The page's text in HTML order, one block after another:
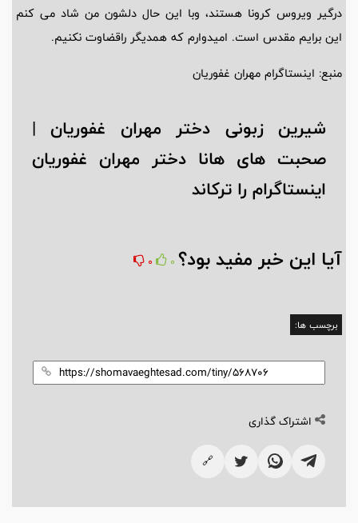
درگیر ویروس کرونا هستند، وبا این حال دلشون من شاد می کنم
این برایم مقدس است. امیدوارم که همدیگر راقضاوت نکنیم.
منبع: اینستاگرام مهران غفوریان
شیرین زبونی دختر مهران غفوریان |
صحبت های هانا دختر مهران غفوریان
اینستاگرام را ترکاند
آیا این خبر مفید بود؟ 0
0
برچسب ها:
اشتراک گذاری
🔗